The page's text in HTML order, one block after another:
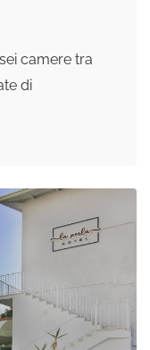
camere tra
di